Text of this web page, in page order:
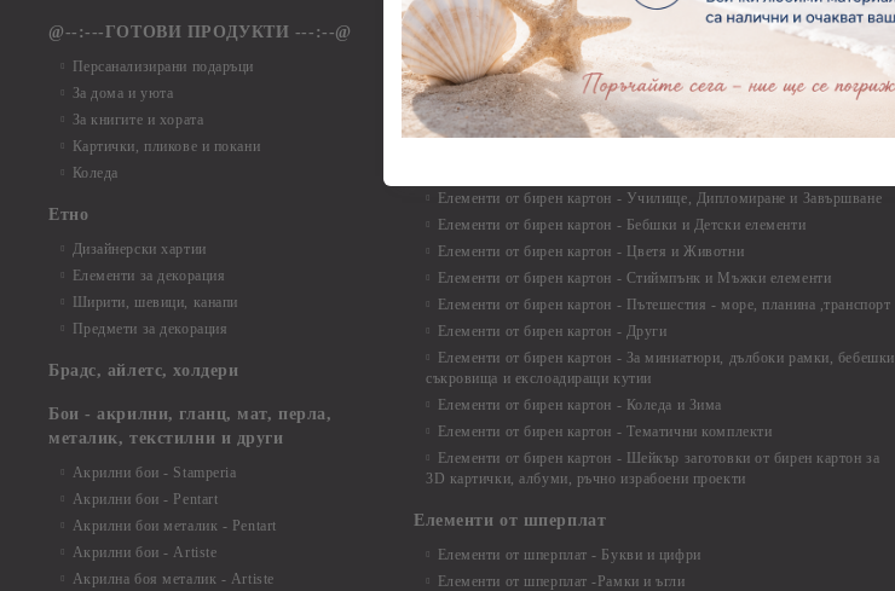
@--:---ГОТОВИ ПРОДУКТИ ---:--@
Персанализирани подаръци
За дома и уюта
За книгите и хората
Картички, пликове и покани
Коледа
Етно
Дизайнерски хартии
Елементи за декорация
Ширити, шевици, канапи
Предмети за декорация
Брадс, айлетс, холдери
Бои - акрилни, гланц, мат, перла,
металик, текстилни и други
Акрилни бои - Stamperia
Акрилни бои - Pentart
Акрилни бои металик - Pentart
Акрилни бои - Artiste
Акрилна боя металик - Artiste
Елементи от хартия - Коледа и Зима
Елементи от бирен картон
Елементи от бирен картон - Декоративни рамки
Елементи от бирен картон - Надписи на български
Елементи от бирен картон - Училище, Дипломиране и Завършване
Елементи от бирен картон - Бебшки и Детски елементи
Елементи от бирен картон - Цветя и Животни
Елементи от бирен картон - Стиймпънк и Мъжки елементи
Елементи от бирен картон - Пътешестия - море, планина ,транспорт
Елементи от бирен картон - Други
Елементи от бирен картон - За миниатюри, дълбоки рамки, бебешки
съкровища и екслоадиращи кутии
Елементи от бирен картон - Коледа и Зима
Елементи от бирен картон - Тематични комплекти
Елементи от бирен картон - Шейкър заготовки от бирен картон за
3D картички, албуми, ръчно израбоени проекти
Елементи от шперплат
Елементи от шперплат - Букви и цифри
Елементи от шперплат -Рамки и ъгли